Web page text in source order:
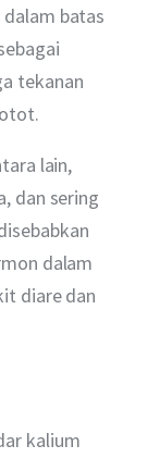
batas
tekanan
lain,
dan sering
dalam
diare dan
kalium